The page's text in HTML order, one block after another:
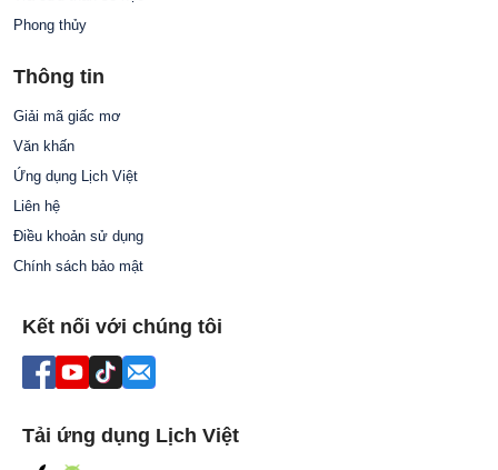
Phong thủy
Thông tin
Giải mã giấc mơ
Văn khấn
Ứng dụng Lịch Việt
Liên hệ
Điều khoản sử dụng
Chính sách bảo mật
Kết nối với chúng tôi
Tải ứng dụng Lịch Việt